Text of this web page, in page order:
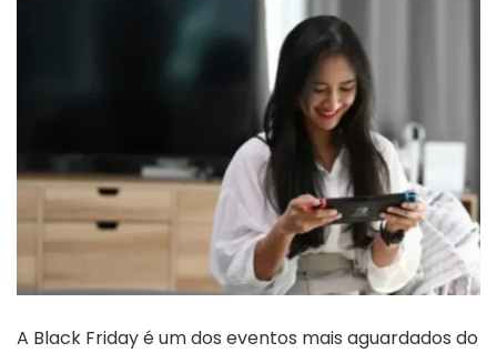
A Black Friday é um dos eventos mais aguardados do